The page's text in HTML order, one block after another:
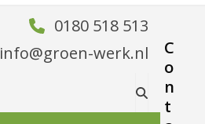
0180 518 513
info@groen-werk.nl
C
o
n
t